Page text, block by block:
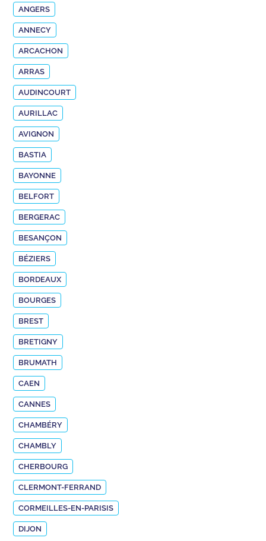
ANGERS
ANNECY
ARCACHON
ARRAS
AUDINCOURT
AURILLAC
AVIGNON
BASTIA
BAYONNE
BELFORT
BERGERAC
BESANÇON
BÉZIERS
BORDEAUX
BOURGES
BREST
BRETIGNY
BRUMATH
CAEN
CANNES
CHAMBÉRY
CHAMBLY
CHERBOURG
CLERMONT-FERRAND
CORMEILLES-EN-PARISIS
DIJON